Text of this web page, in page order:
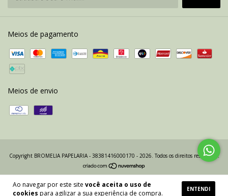
Ao navegar por este site você aceita o uso de
cookies para agilizar a sua experiência de compra. ENTENDI
Meios de pagamento
Meios de envio
Copyright BROMELIA PAPELARIA - 38381416000170 - 2026. Todos os direitos reservados.